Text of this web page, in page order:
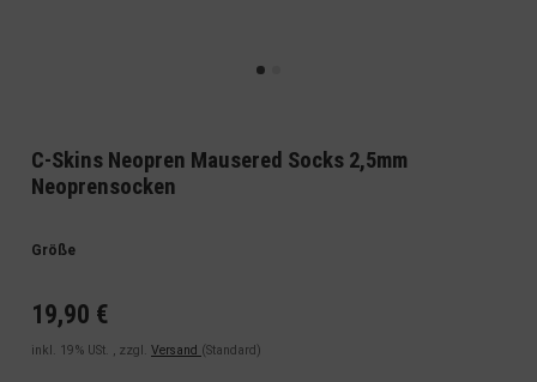
C-Skins Neopren Mausered Socks 2,5mm
Neoprensocken
Größe
19,90 €
inkl. 19% USt. , zzgl. Versand (Standard)